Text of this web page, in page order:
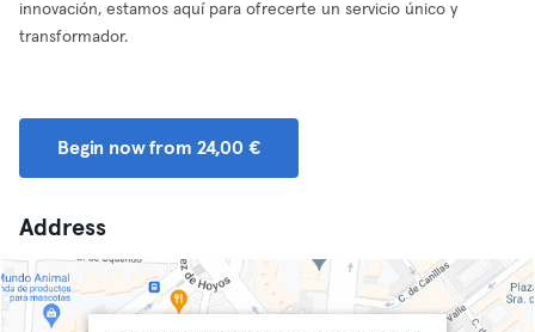
innovación, estamos aquí para ofrecerte un servicio único y
transformador.
Begin now from 24,00 €
Address